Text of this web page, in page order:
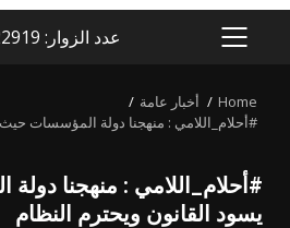
PRIMARY
عدد الزوار: 1022919
Home
أخبار عامة
#أحلام_اللامي : منهجنا دولة المؤسسات
#أحلام_اللامي : منهجنا
يسود القانون ويحترم النظام